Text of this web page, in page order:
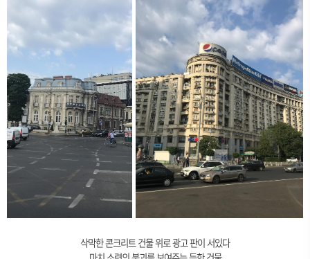
삭막한 콘크리트 건물 위로 광고 판이 서있다